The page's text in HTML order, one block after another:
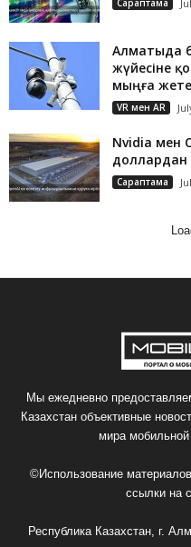
Алматыда
жүйесіне
мыңға
VR мен AR
Nvidia мен
доллардан
Сараптама
Мы ежедневно
Казахстан объективные
мира мобильной
©Использование
ссылки на
Республика Казахстан, г.